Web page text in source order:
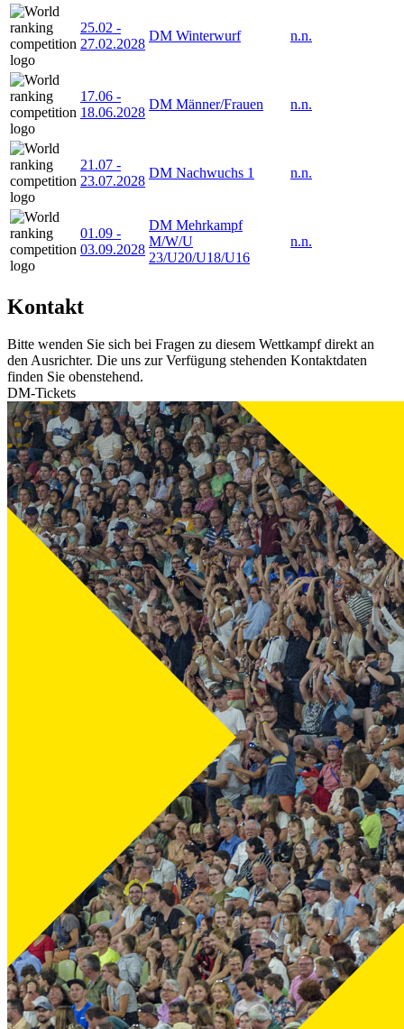
25.02 -
27.02.2028
DM Winterwurf n.n.
17.06 -
18.06.2028
DM Männer/Frauen n.n.
21.07 -
23.07.2028
DM Nachwuchs 1 n.n.
01.09 -
03.09.2028
DM Mehrkampf
M/W/U
23/U20/U18/U16
n.n.
Kontakt
Bitte wenden Sie sich bei Fragen zu diesem Wettkampf direkt an
den Ausrichter. Die uns zur Verfügung stehenden Kontaktdaten
finden Sie obenstehend.
DM-Tickets